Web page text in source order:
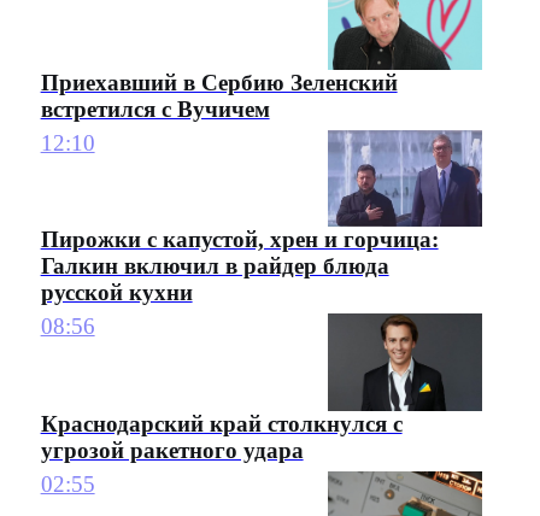
Приехавший в Сербию Зеленский
встретился с Вучичем
12:10
Пирожки с капустой, хрен и горчица:
Галкин включил в райдер блюда
русской кухни
08:56
Краснодарский край столкнулся с
угрозой ракетного удара
02:55